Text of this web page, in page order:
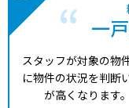
一
スタッフが対象の物
に物件の状況を判断
が高くなります。